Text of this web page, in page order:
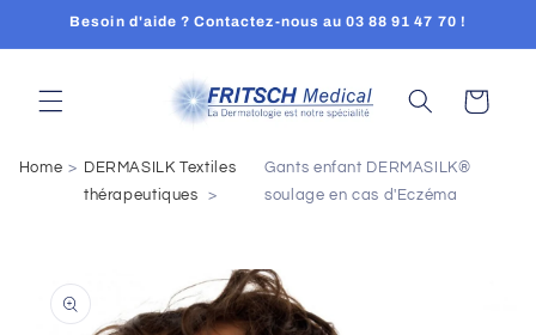
passer
au
Besoin d'aide ? Contactez-nous au 03 88 91 47 70 !
Panier
Home
DERMASILK Textiles
thérapeutiques
Gants enfant DERMASILK®
soulage en cas d'Eczéma
informations
produits